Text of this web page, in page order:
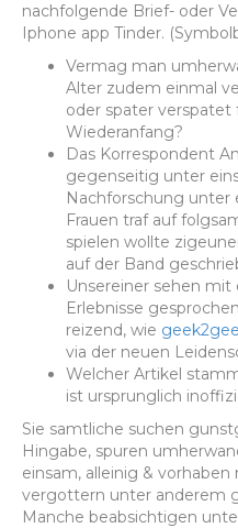
nachfolgende Brief- oder
Iphone app Tinder.
Vermag man
Alter zudem einmal
oder spater
Wiederanfang?
Das Korrespondent
gegenseitig unter
Nachforschung unter
Frauen traf auf
spielen wollte
auf der Band
Unsereiner sehen
Erlebnisse
reizend, wie
via der neuen
Welcher Artikel
ist ursprunglich
Sie samtliche suchen
Hingabe, spuren
einsam, alleinig &
vergottern unter anderem
Manche beabsichtigen